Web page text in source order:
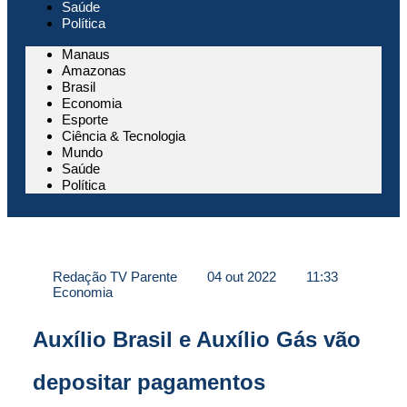
Saúde
Política
Manaus
Amazonas
Brasil
Economia
Esporte
Ciência & Tecnologia
Mundo
Saúde
Política
Redação TV Parente 04 out 2022
11:33
Economia
Auxílio Brasil e Auxílio Gás vão
depositar pagamentos